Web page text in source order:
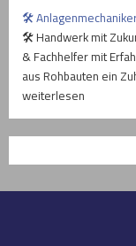
🛠️
🛠️ Handwerk mit
& Fachhelfer mit
aus Rohbauten ein
weiterlesen